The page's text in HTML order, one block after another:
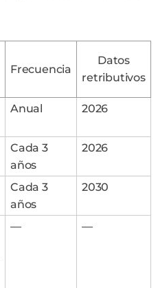
Frecuencia
Datos
retributivos
Anual 2026
Cada 3
años
2026
Cada 3
años
2030
— —